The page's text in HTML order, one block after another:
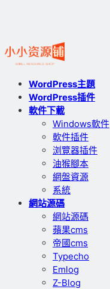
WordPress主題
WordPress插件
軟件下載
Windows軟件
軟件插件
浏覽器插件
油猴腳本
網盤資源
系統
網站源碼
網站源碼
蘋果cms
帝國cms
Typecho
Emlog
Z-Blog